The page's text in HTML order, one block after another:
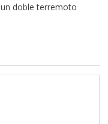
doble terremoto